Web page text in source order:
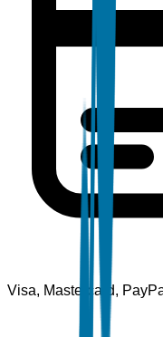
Visa, Mastercard,